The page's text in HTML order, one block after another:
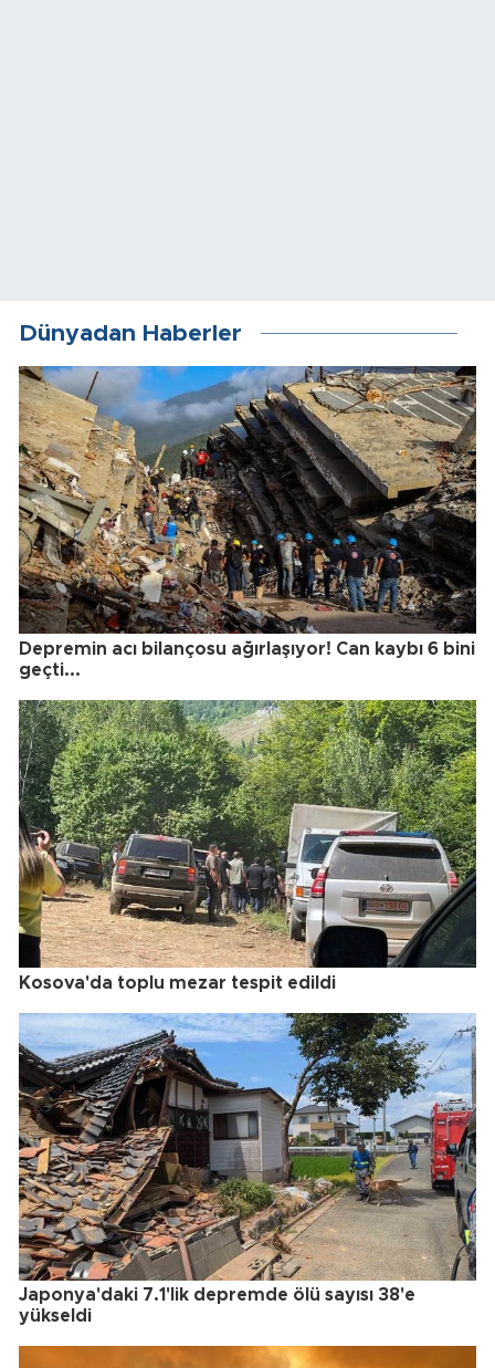
Dünyadan Haberler
Depremin acı bilançosu ağırlaşıyor! Can kaybı 6 bini
geçti...
Kosova'da toplu mezar tespit edildi
Japonya'daki 7.1'lik depremde ölü sayısı 38'e
yükseldi